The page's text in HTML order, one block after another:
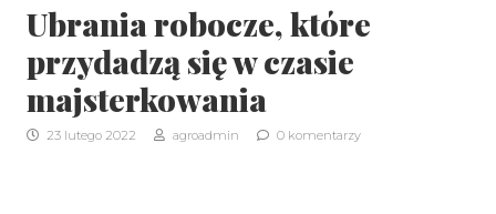
Ubrania robocze, które
przydadzą się w czasie
majsterkowania
23 lutego 2022 agroadmin 0 komentarzy